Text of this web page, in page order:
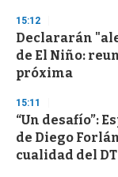
15:12
Declararán
de El Niño:
próxima
15:11
“Un desafío”:
de Diego
cualidad del DT